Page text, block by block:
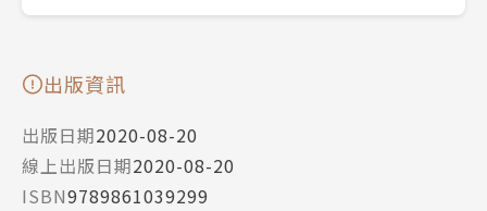
出版資訊
出版日期2020-08-20
線上出版日期2020-08-20
ISBN9789861039299